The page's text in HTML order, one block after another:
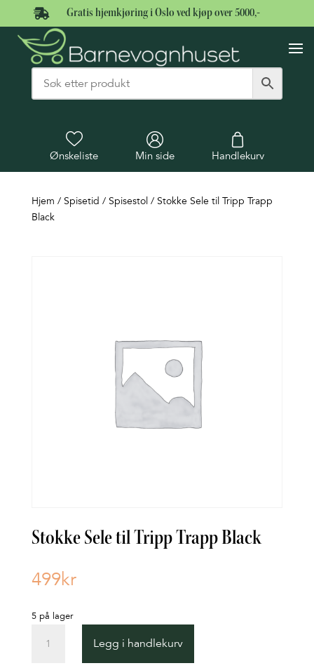
 Gratis hjemkjøring i Oslo ved kjøp over 5000,-
Ønskeliste Min side Handlekurv
Hjem / Spisetid / Spisestol / Stokke Sele til Tripp Trapp
Black
Stokke Sele til Tripp Trapp Black
499kr
5 på lager
Sele
Legg i handlekurv